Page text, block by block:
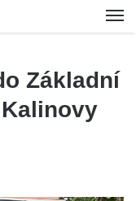
Základní